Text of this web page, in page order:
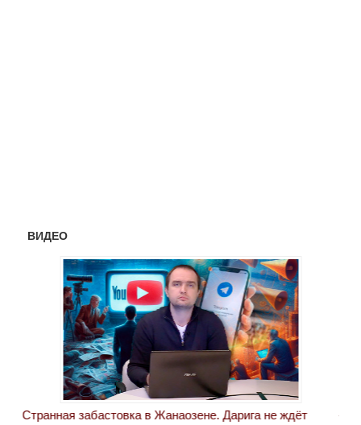
ВИДЕО
Странная забастовка в Жанаозене. Дарига не ждёт